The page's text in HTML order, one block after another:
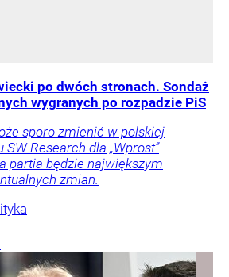
po dwóch stronach. Sondaż
wygranych po rozpadzie PiS
sporo zmienić w polskiej
Research dla „Wprost”
partia będzie największym
zmian.